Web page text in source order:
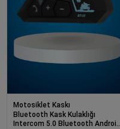
Motosiklet Kaskı
Bluetooth Kask Kulaklığı
Intercom 5.0 Bluetooth Android